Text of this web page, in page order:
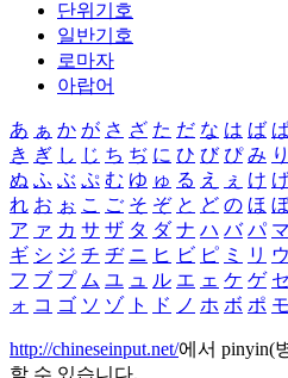
단위기호
일반기호
로마자
아랍어
あ ぁ か が さ ざ た だ な は ば
き ぎ し じ ち ぢ に ひ び ぴ み り
ぬ ふ ぶ ぷ む ゆ ゅ る え ぇ け げ
れ お ぉ こ ご そ ぞ と ど の ほ
ア ァ カ サ ザ タ ダ ナ ハ バ パ マ
ギ シ ジ チ ヂ ニ ヒ ビ ピ ミ リ ウ
フ ブ プ ム ユ ュ ル エ ェ ケ ゲ セ
ォ コ ゴ ソ ゾ ト ド ノ ホ ボ ポ モ
http://chineseinput.net/에서 pinyin(